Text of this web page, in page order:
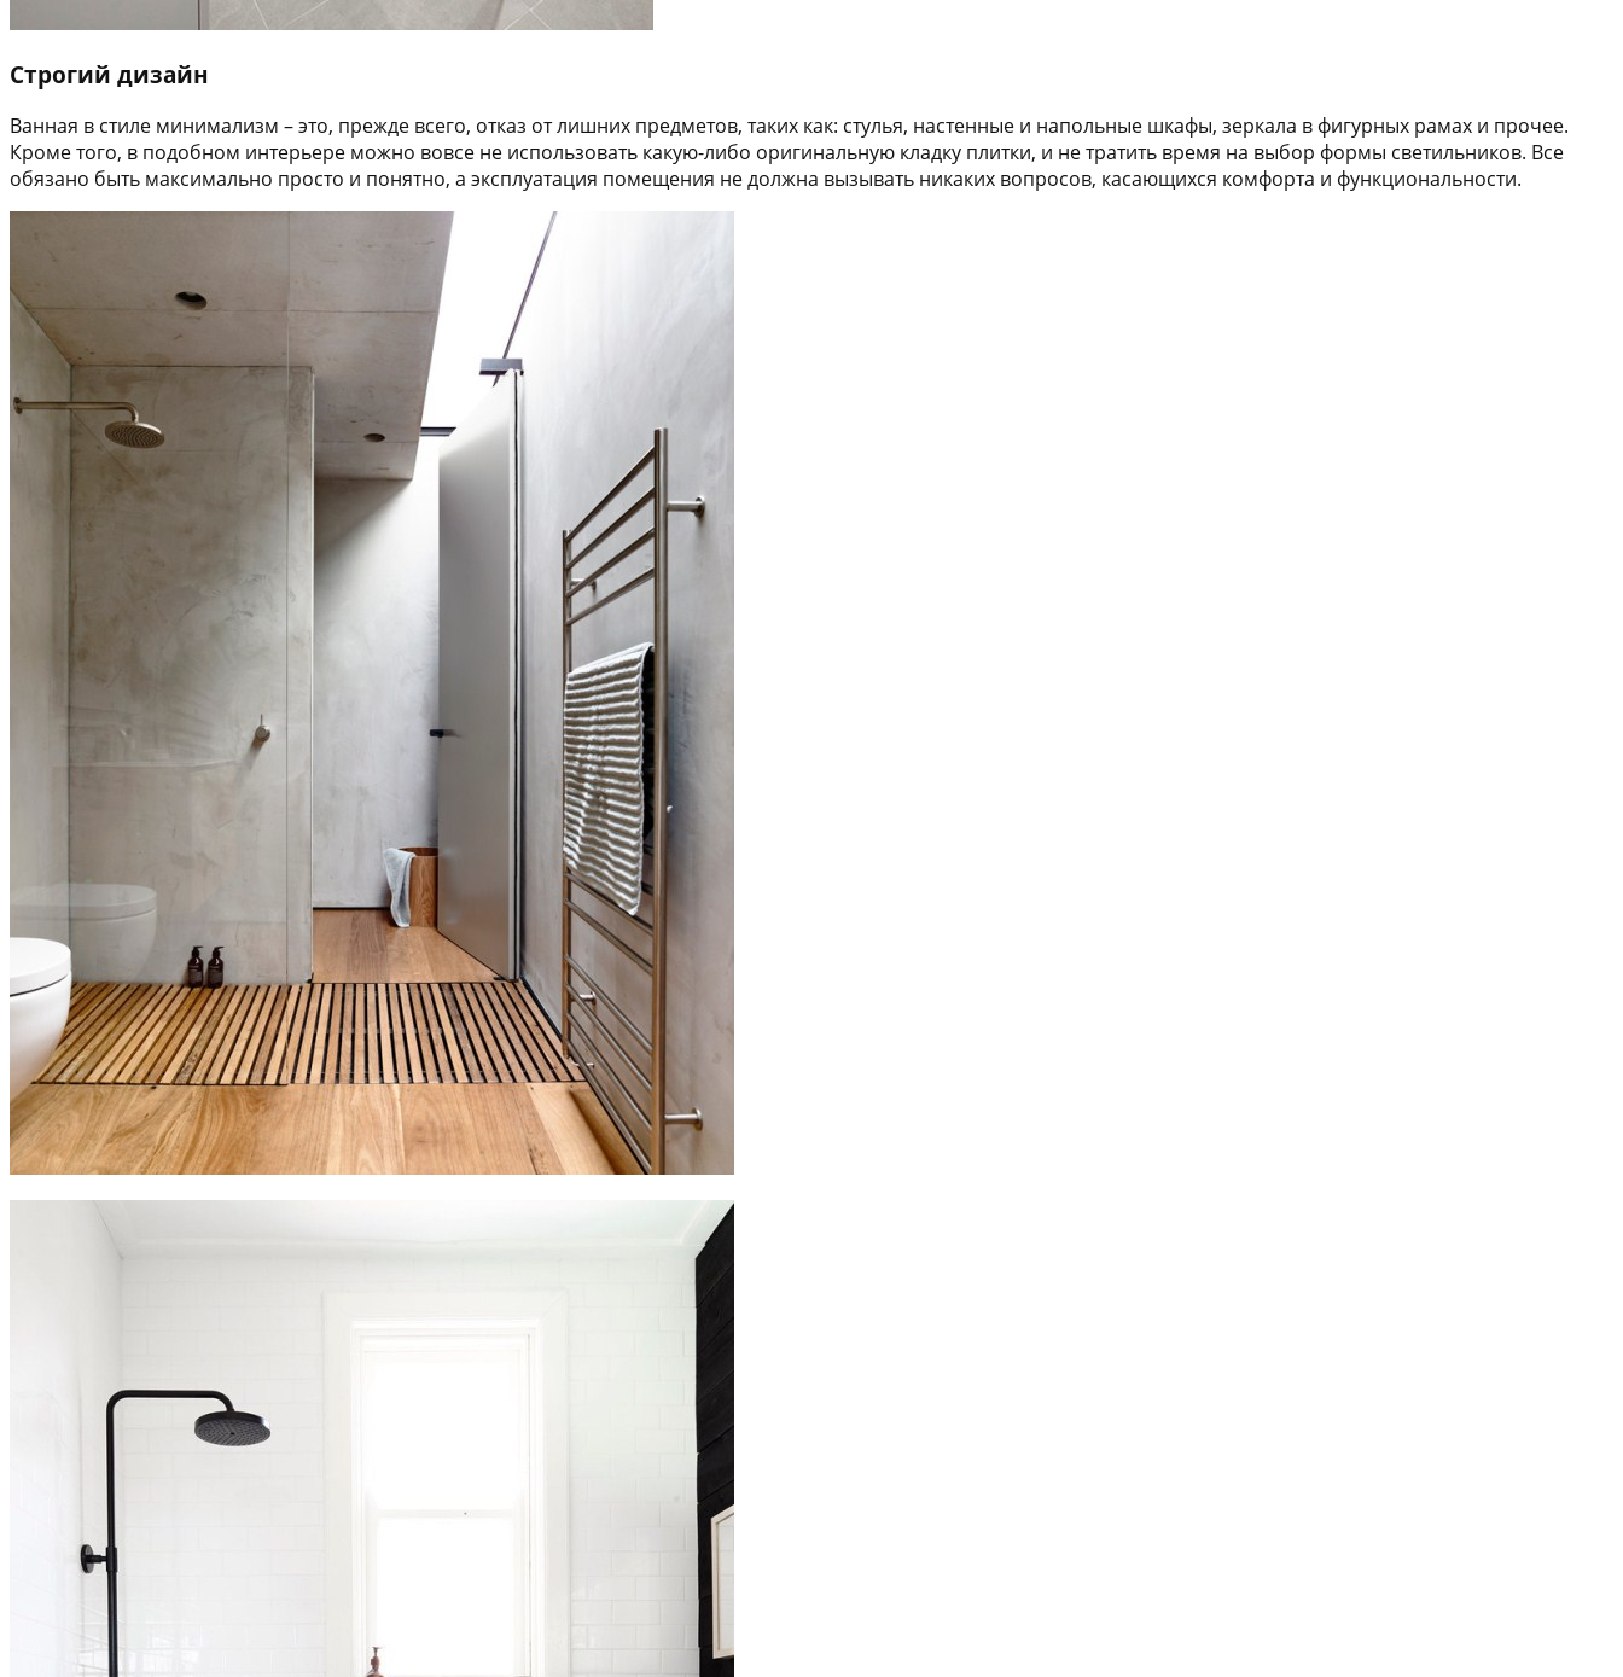
Строгий дизайн
Ванная в стиле минимализм – это, прежде всего, отказ от лишних предметов, таких как: стулья, настенные и напольные шкафы, зеркала в фигурных рамах и прочее.
Кроме того, в подобном интерьере можно вовсе не использовать какую-либо оригинальную кладку плитки, и не тратить время на выбор формы светильников. Все
обязано быть максимально просто и понятно, а эксплуатация помещения не должна вызывать никаких вопросов, касающихся комфорта и функциональности.